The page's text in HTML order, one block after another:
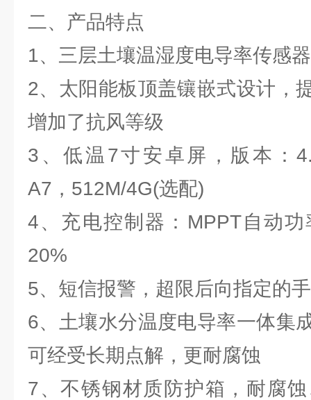
二、产品特点
1、三层土壤温湿度电导率传感器
2、太阳能板顶盖镶嵌式设计，
增加了抗风等级
3、低温7寸安卓屏，版本：
A7，512M/4G(选配)
4、充电控制器：MPPT自动
20%
5、短信报警，超限后向指定的
6、土壤水分温度电导率一体集
可经受长期点解，更耐腐蚀
7、不锈钢材质防护箱，耐腐